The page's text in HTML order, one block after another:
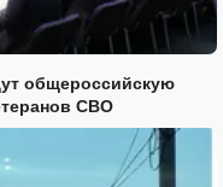
общероссийскую
СВО